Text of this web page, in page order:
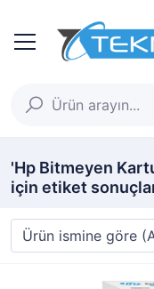
'Hp Bitmeyen
için etiket